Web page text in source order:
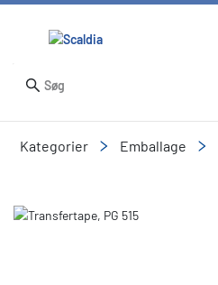
Kategorier Emballage
Slide 1 of 1